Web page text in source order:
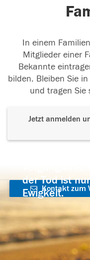
In einem
Mitglieder einer
Bekannte
bilden. Bleiben Sie
und tragen Sie
Jetzt anmelden
der Tod ist
Ewigkeit.
Kontakt zum
aufnehmen